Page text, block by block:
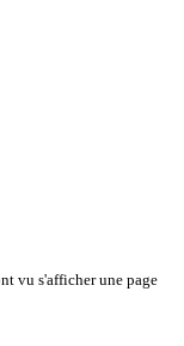
vu s'afficher une page